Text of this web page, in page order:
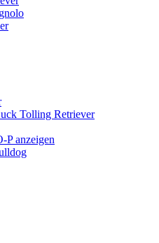
Tolling Retriever
P anzeigen